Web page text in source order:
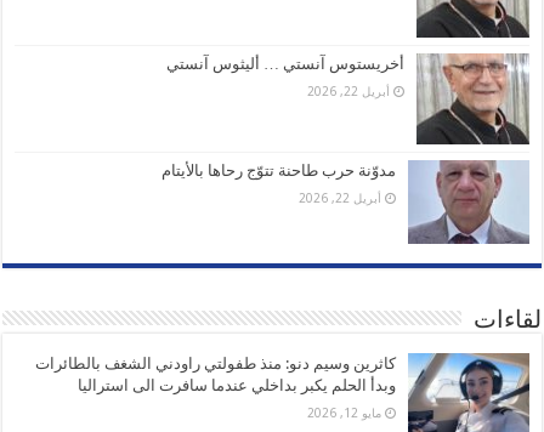
أخريستوس آنستي … أليثوس آنستي
أبريل 22, 2026
مدوّنة حرب طاحنة تتوّج رحاها بالأيتام
أبريل 22, 2026
لقاءات
كاثرين وسيم دنو: منذ طفولتي راودني الشغف بالطائرات
وبدأ الحلم يكبر بداخلي عندما سافرت الى استراليا
مايو 12, 2026